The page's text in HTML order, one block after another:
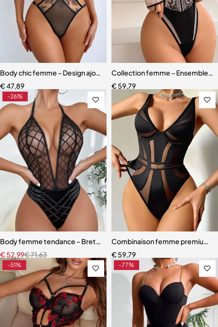
Body chic femme – Design ajouré moderne et silhouette ajustée
€47,89
Collection femme – Ensemble
€ 59,79
-26%
Body femme tendance – Bretelles col V profond et finition élégante
€71,63
€ 52,99
Combinaison femme premium
€ 59,79
-51% -77%